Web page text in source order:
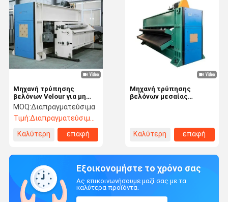
Μηχανή τρύπησης
βελόνων Velour για μη
υφασμένα χαλιά
MOQ:Διαπραγματεύσιμα
Τιμή:Διαπραγματεύσιμος
Καλύτερη
επαφή
Μηχανή τρύπησης
βελόνων μεσαίας
Καλύτερη
επαφή
Εξοικονομήστε το χρόνο σας
Ας επικοινωνήσουμε μαζί σας με τα
καλύτερα προϊόντα.